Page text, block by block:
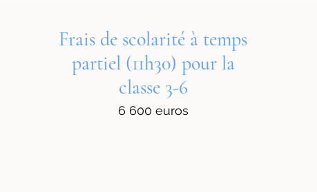
Frais de scolarité à temps
partiel (11h30) pour la
classe 3-6
6 600 euros